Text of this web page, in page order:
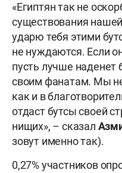
«Египтян так не
существования
ударю тебя этими
не нуждаются. Если
пусть лучше наденет
своим фанатам. Мы
как и в
отдаст бутсы своей
нищих», – сказал
зовут именно так).
0,27% участников